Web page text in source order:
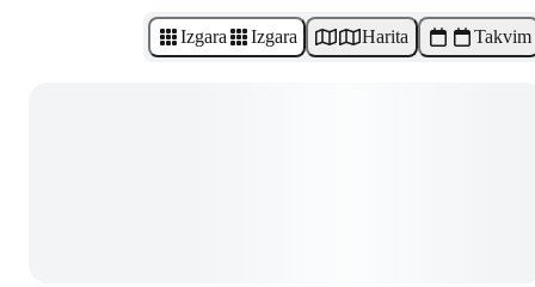
Izgara Izgara Harita Takvim